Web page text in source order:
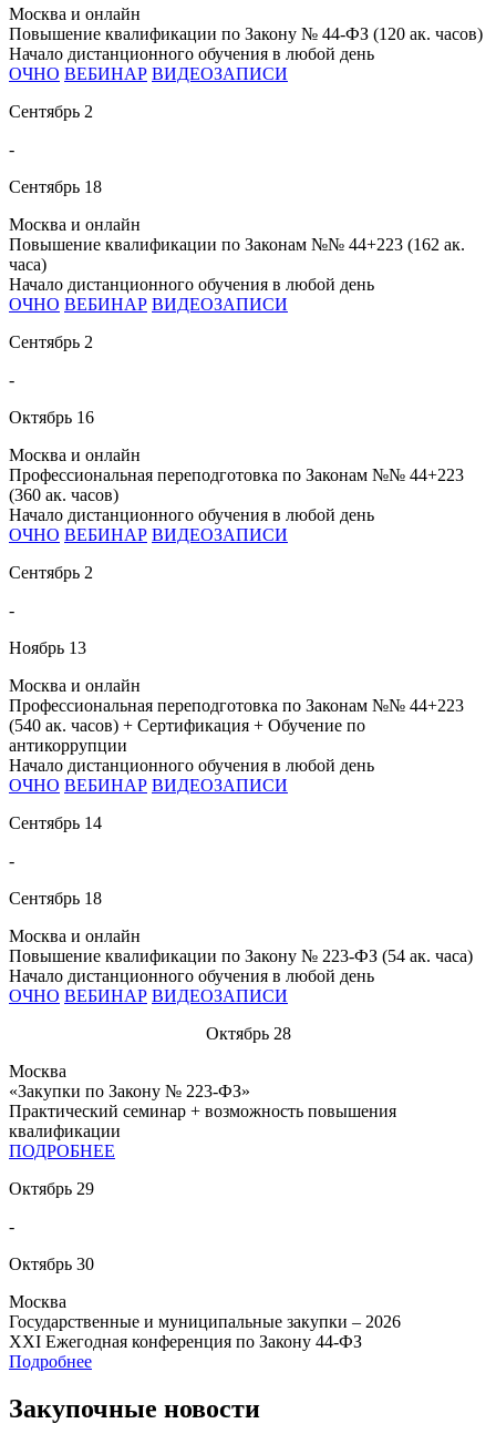
Москва и онлайн
Повышение квалификации по Закону № 44-ФЗ (120 ак. часов)
Начало дистанционного обучения в любой день
ОЧНО ВЕБИНАР ВИДЕОЗАПИСИ
Сентябрь 2
-
Сентябрь 18
Москва и онлайн
Повышение квалификации по Законам №№ 44+223 (162 ак.
часа)
Начало дистанционного обучения в любой день
ОЧНО ВЕБИНАР ВИДЕОЗАПИСИ
Сентябрь 2
-
Октябрь 16
Москва и онлайн
Профессиональная переподготовка по Законам №№ 44+223
(360 ак. часов)
Начало дистанционного обучения в любой день
ОЧНО ВЕБИНАР ВИДЕОЗАПИСИ
Сентябрь 2
-
Ноябрь 13
Москва и онлайн
Профессиональная переподготовка по Законам №№ 44+223
(540 ак. часов) + Сертификация + Обучение по
антикоррупции
Начало дистанционного обучения в любой день
ОЧНО ВЕБИНАР ВИДЕОЗАПИСИ
Сентябрь 14
-
Сентябрь 18
Москва и онлайн
Повышение квалификации по Закону № 223-ФЗ (54 ак. часа)
Начало дистанционного обучения в любой день
ОЧНО ВЕБИНАР ВИДЕОЗАПИСИ
Октябрь 28
Москва
«Закупки по Закону № 223-ФЗ»
Практический семинар + возможность повышения
квалификации
ПОДРОБНЕЕ
Октябрь 29
-
Октябрь 30
Москва
Государственные и муниципальные закупки – 2026
XXI Ежегодная конференция по Закону 44-ФЗ
Подробнее
Закупочные новости